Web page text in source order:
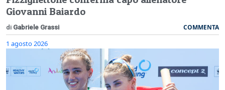
Giovanni Baiardo
di Gabriele Grassi COMMENTA
1 agosto 2026